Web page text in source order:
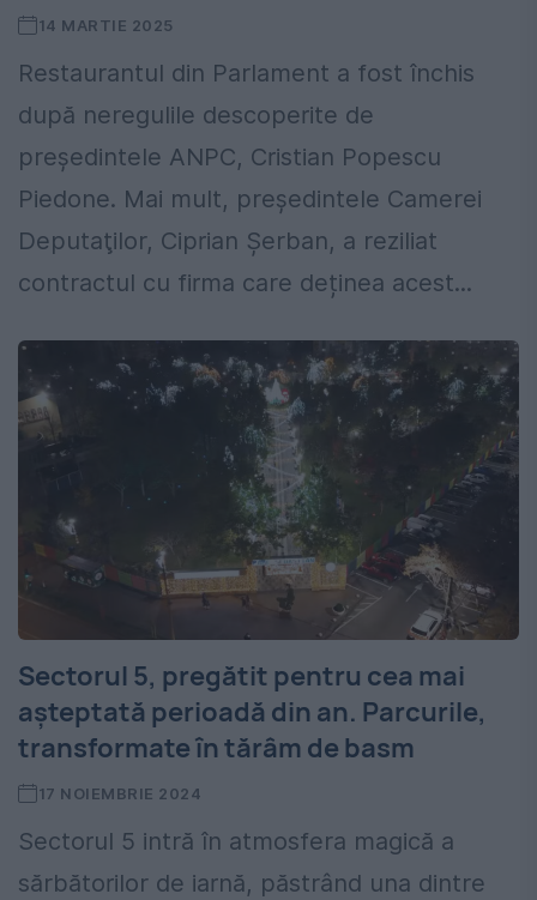
14 MARTIE 2025
Restaurantul din Parlament a fost închis
după neregulile descoperite de
preşedintele ANPC, Cristian Popescu
Piedone. Mai mult, preşedintele Camerei
Deputaţilor, Ciprian Şerban, a reziliat
contractul cu firma care deținea acest...
Sectorul 5, pregătit pentru cea mai
așteptată perioadă din an. Parcurile,
transformate în tărâm de basm
17 NOIEMBRIE 2024
Sectorul 5 intră în atmosfera magică a
sărbătorilor de iarnă, păstrând una dintre